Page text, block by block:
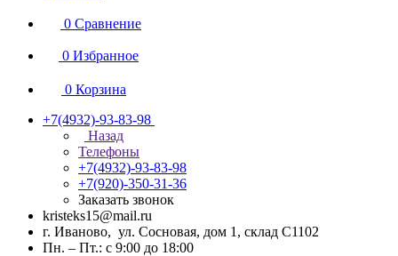
0 Сравнение
0 Избранное
0 Корзина
+7(4932)-93-83-98
Назад
Телефоны
+7(4932)-93-83-98
+7(920)-350-31-36
Заказать звонок
kristeks15@mail.ru
г. Иваново, ул. Сосновая, дом 1, склад С1102
Пн. – Пт.: с 9:00 до 18:00